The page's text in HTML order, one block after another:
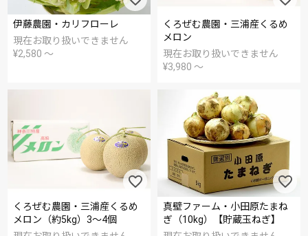
伊藤農園・カリフローレ
現在お取り扱いできません
¥2,580 〜
くろぜむ農園・三浦産くるめ
メロン
現在お取り扱いできません
¥3,980 〜
くろぜむ農園・三浦産くるめ
メロン（約5kg）3～4個
真壁ファーム・小田原たまね
ぎ（10kg）【貯蔵玉ねぎ】